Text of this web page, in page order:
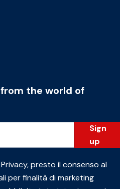
the world of
Sign
up
, presto il consenso al
per finalità di marketing